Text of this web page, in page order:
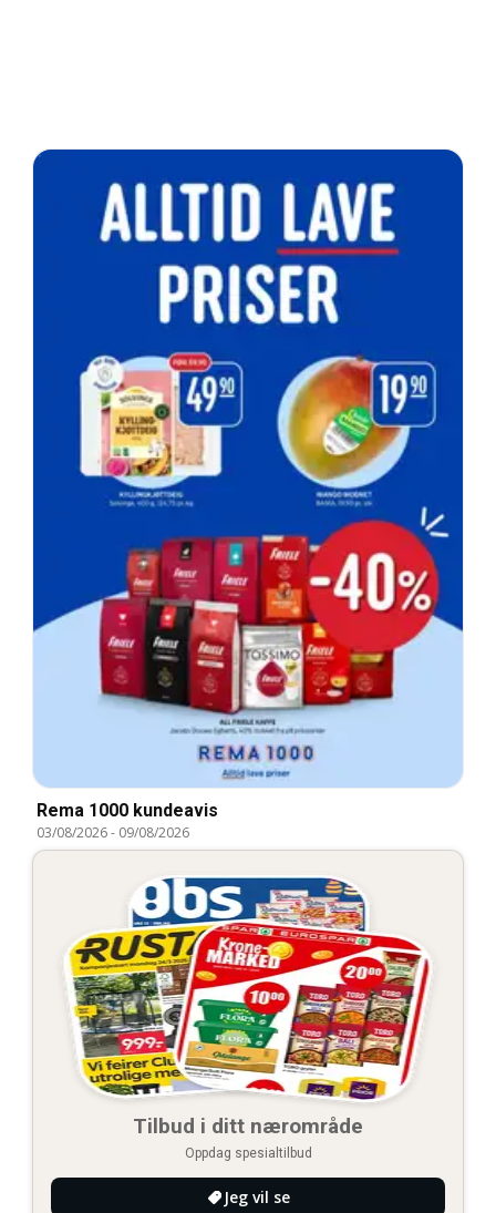
Rema 1000 kundeavis
03/08/2026- 09/08/2026
Tilbud i ditt nærområde
Oppdag spesialtilbud
Jeg vil se